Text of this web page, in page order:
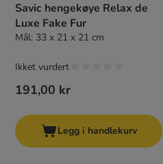
Savic hengekøye Relax de
Luxe Fake Fur
Mål: 33 x 21 x 21 cm
191,00 kr
Ikket vurdert
Legg i handlekurv